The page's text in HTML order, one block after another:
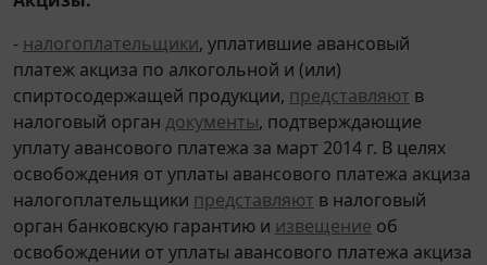
- налогоплательщики, уплатившие авансовый
платеж акциза по алкогольной и (или)
спиртосодержащей продукции, представляют в
налоговый орган документы, подтверждающие
уплату авансового платежа за март 2014 г. В целях
освобождения от уплаты авансового платежа акциза
налогоплательщики представляют в налоговый
орган банковскую гарантию и извещение об
освобождении от уплаты авансового платежа акциза